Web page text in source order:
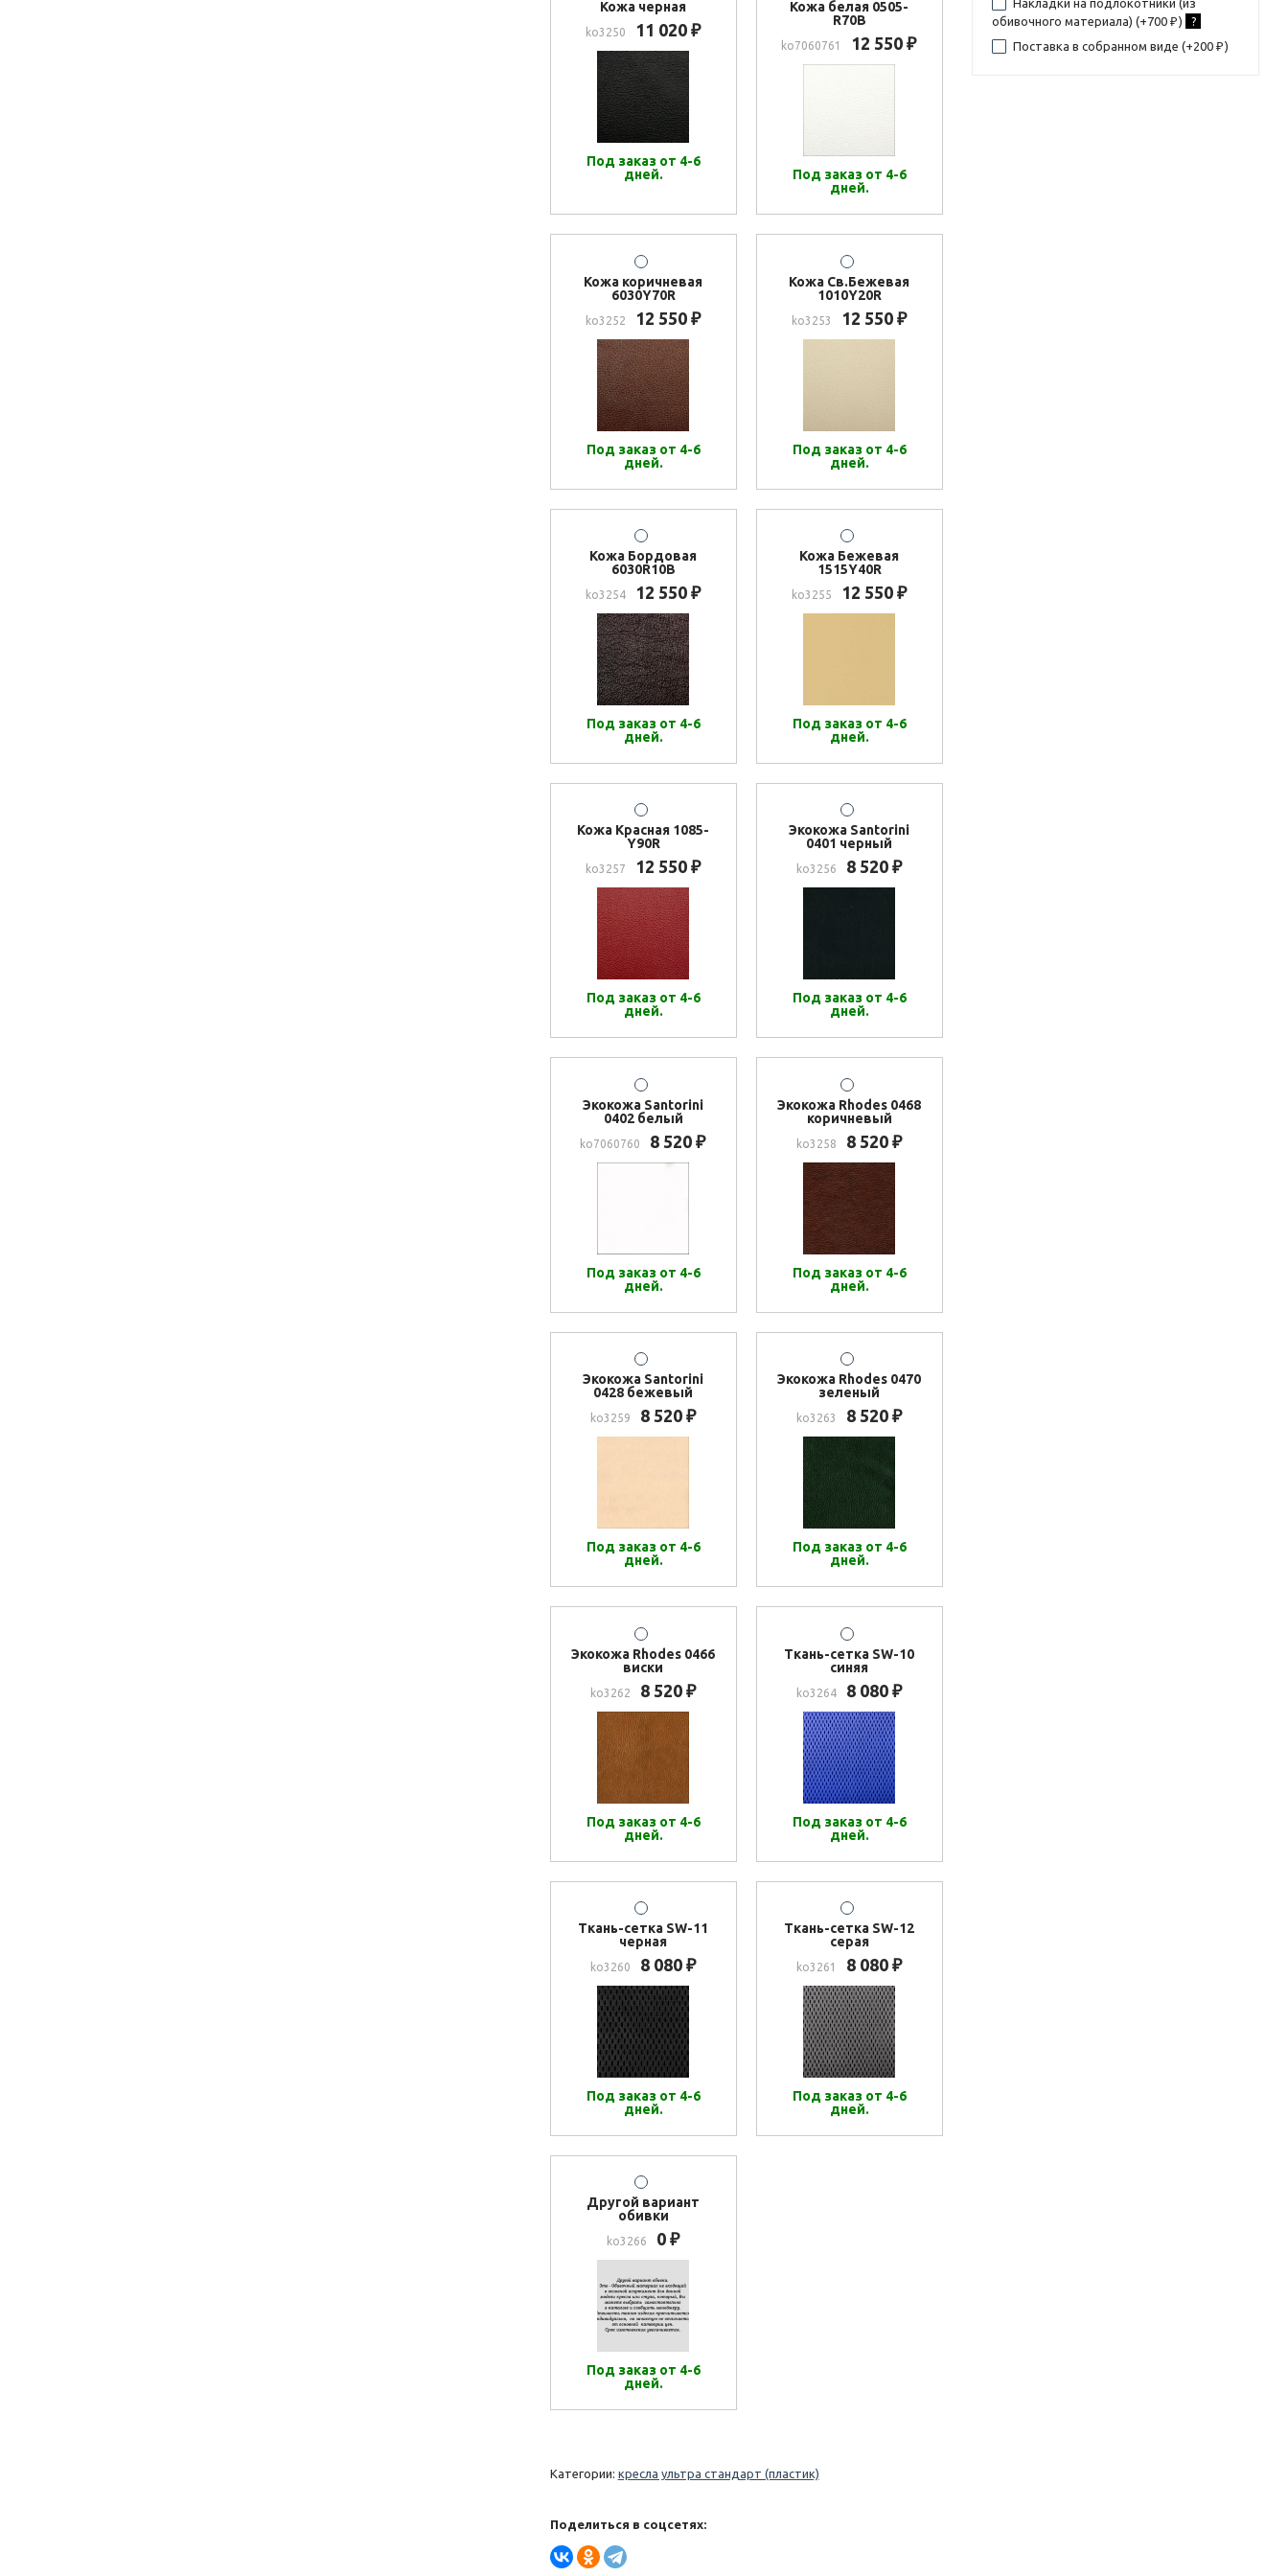
Кожа черная
ko3250 11 020 ₽
Под заказ от 4-6
дней.
Кожа белая 0505-
R70B
ko7060761 12 550₽
Под заказ от 4-6
дней.
Кожа коричневая
6030Y70R
ko3252 12 550 ₽
Под заказ от 4-6
дней.
Кожа Св.Бежевая
1010Y20R
ko3253 12 550 ₽
Под заказ от 4-6
дней.
Кожа Бордовая
6030R10B
ko3254 12 550 ₽
Под заказ от 4-6
дней.
Кожа Бежевая
1515Y40R
ko3255 12 550 ₽
Под заказ от 4-6
дней.
Кожа Красная 1085-
Y90R
ko3257 12 550 ₽
Под заказ от 4-6
дней.
Экокожа Santorini
0401 черный
ko3256 8 520 ₽
Под заказ от 4-6
дней.
Экокожа Santorini
0402 белый
ko7060760 8 520₽
Под заказ от 4-6
дней.
Экокожа Rhodes 0468
коричневый
ko3258 8 520 ₽
Под заказ от 4-6
дней.
Экокожа Santorini
0428 бежевый
ko3259 8 520 ₽
Под заказ от 4-6
дней.
Экокожа Rhodes 0470
зеленый
ko3263 8 520 ₽
Под заказ от 4-6
дней.
Экокожа Rhodes 0466
виски
ko3262 8 520 ₽
Под заказ от 4-6
дней.
Ткань-сетка SW-10
синяя
ko3264 8 080 ₽
Под заказ от 4-6
дней.
Ткань-сетка SW-11
черная
ko3260 8 080 ₽
Под заказ от 4-6
дней.
Ткань-сетка SW-12
серая
ko3261 8 080 ₽
Под заказ от 4-6
дней.
Другой вариант
обивки
ko3266 0 ₽
Под заказ от 4-6
дней.
Категории: кресла ультра стандарт (пластик)
Поделиться в соцсетях:
обивочного материала) (+700 ₽ ) ?
Поставка в собранном виде (+200 ₽ )